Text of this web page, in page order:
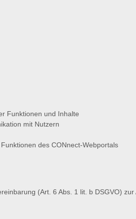
Funktionen und Inhalte
mit Nutzern
des CONnect-Webportals
(Art. 6 Abs. 1 lit. b DSGVO)